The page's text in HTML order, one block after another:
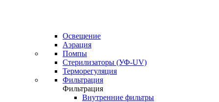
Освещение
Аэрация
Помпы
Стерилизаторы (УФ-UV)
Терморегуляция
Фильтрация
Фильтрация
Внутренние фильтры